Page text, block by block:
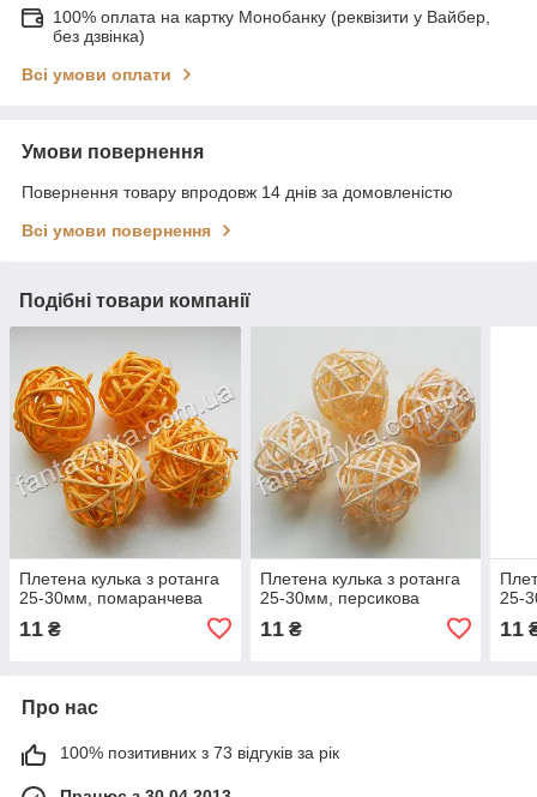
100% оплата на картку Монобанку (реквізити у Вайбер,
без дзвінка)
Всі умови оплати
Умови повернення
Повернення товару впродовж 14 днів за домовленістю
Всі умови повернення
Подібні товари компанії
Плетена кулька з ротанга
25-30мм, помаранчева
11 ₴
Плетена кулька з ротанга
25-30мм, персикова
11₴
25-
11
Про нас
100% позитивних з 73 відгуків за рік